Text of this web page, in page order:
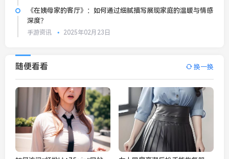
《在姨母家的客厅》：如何通过细腻描写展现家庭的温暖与情感
深度？
手游资讯 2025年02月23日
随便看看 换一换